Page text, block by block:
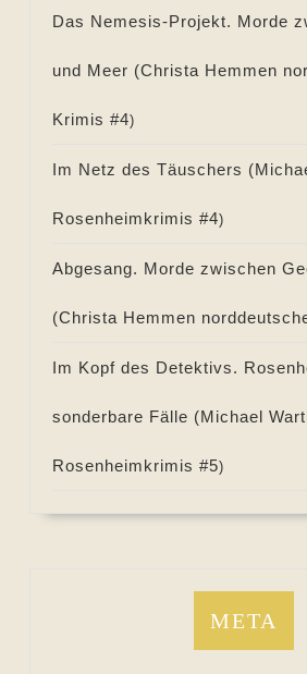
Das Nemesis-Projekt. Morde
und Meer (Christa Hemmen
Krimis #4)
Im Netz des Täuschers (
Rosenheimkrimis #4)
Abgesang. Morde zwischen
(Christa Hemmen
Im Kopf des Detektivs.
sonderbare Fälle (Michael
Rosenheimkrimis #5)
META